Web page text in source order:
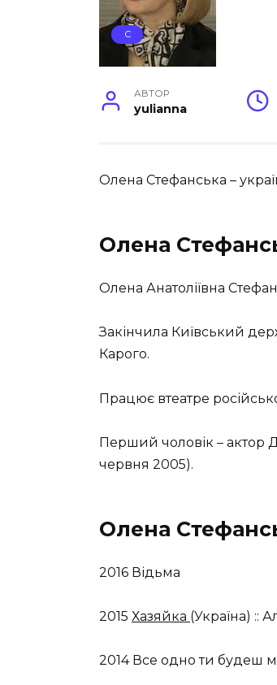
С
АВТОР
yulianna
Олена Стефанська –
Олена
Олена Анатоліївна
Закінчила Київський
Карого.
Працює втеатре
Перший чоловік – актор
червня 2005).
Олена
2016 Відьма
2015 Хазяйка (Україна) ::
2014 Все одно ти будеш